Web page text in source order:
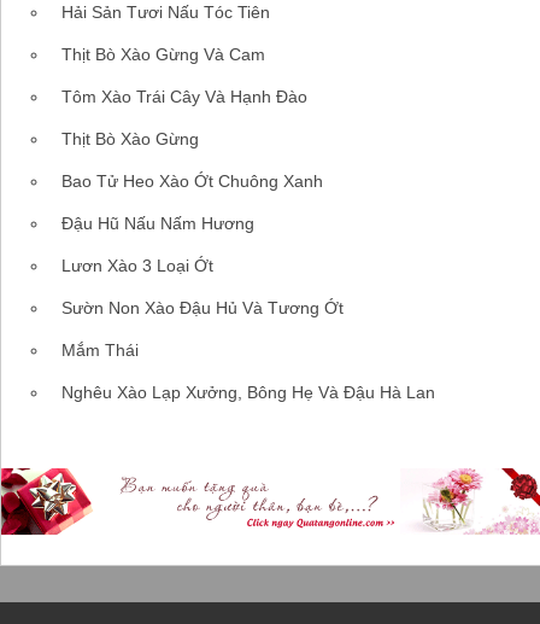
Hải Sản Tươi Nấu Tóc Tiên
Thịt Bò Xào Gừng Và Cam
Tôm Xào Trái Cây Và Hạnh Đào
Thịt Bò Xào Gừng
Bao Tử Heo Xào Ớt Chuông Xanh
Đậu Hũ Nấu Nấm Hương
Lươn Xào 3 Loại Ớt
Sườn Non Xào Đậu Hủ Và Tương Ớt
Mắm Thái
Nghêu Xào Lạp Xưởng, Bông Hẹ Và Đậu Hà Lan